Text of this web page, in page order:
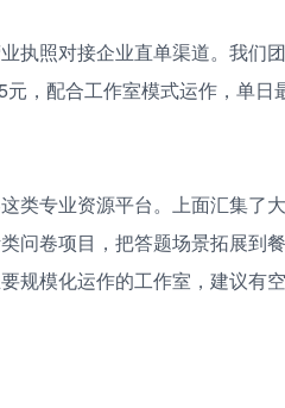
执照对接企业直单渠道。我们
，配合工作室模式运作，单日
类专业资源平台。上面汇集了
问卷项目，把答题场景拓展到
规模化运作的工作室，建议有空